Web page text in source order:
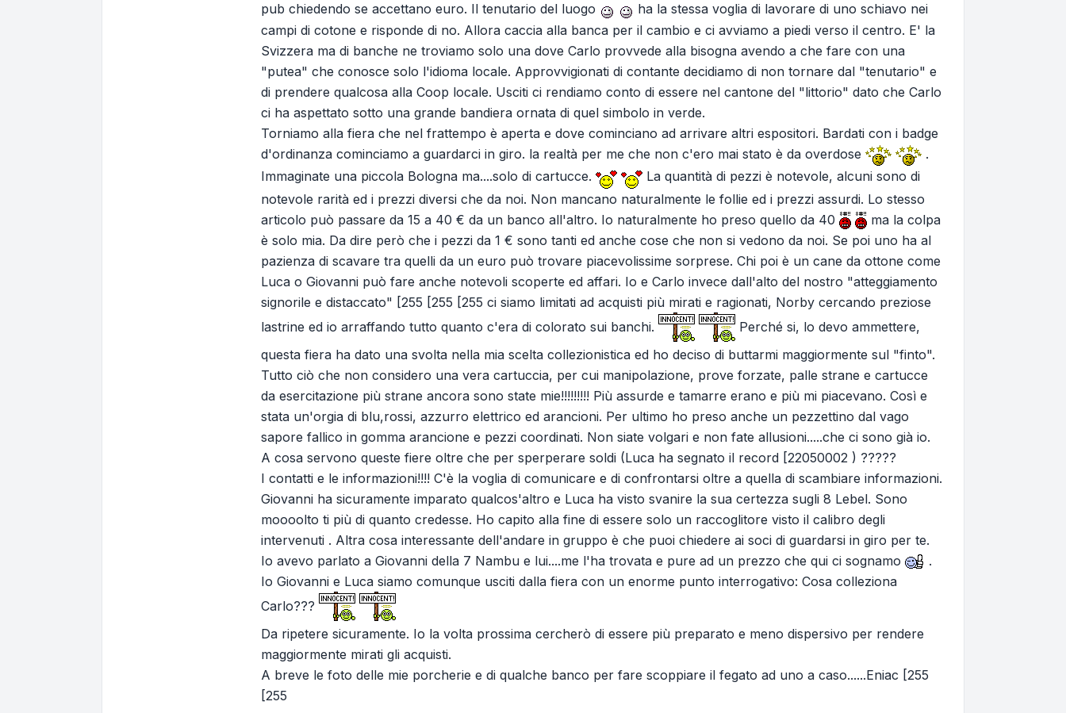
pub chiedendo se accettano euro. Il tenutario del luogo
ha la stessa voglia di lavorare di uno schiavo nei
campi di cotone e risponde di no. Allora caccia alla banca per il cambio e ci avviamo a piedi verso il centro. E' la
Svizzera ma di banche ne troviamo solo una dove Carlo provvede alla bisogna avendo a che fare con una
"putea" che conosce solo l'idioma locale. Approvvigionati di contante decidiamo di non tornare dal "tenutario" e
di prendere qualcosa alla Coop locale. Usciti ci rendiamo conto di essere nel cantone del "littorio" dato che Carlo
ci ha aspettato sotto una grande bandiera ornata di quel simbolo in verde.
Torniamo alla fiera che nel frattempo è aperta e dove cominciano ad arrivare altri espositori. Bardati con i badge
d'ordinanza cominciamo a guardarci in giro. la realtà per me che non c'ero mai stato è da overdose
.
Immaginate una piccola Bologna ma....solo di cartucce.
La quantità di pezzi è notevole, alcuni sono di
notevole rarità ed i prezzi diversi che da noi. Non mancano naturalmente le follie ed i prezzi assurdi. Lo stesso
articolo può passare da 15 a 40 € da un banco all'altro. Io naturalmente ho preso quello da 40
ma la colpa
è solo mia. Da dire però che i pezzi da 1 € sono tanti ed anche cose che non si vedono da noi. Se poi uno ha al
pazienza di scavare tra quelli da un euro può trovare piacevolissime sorprese. Chi poi è un cane da ottone come
Luca o Giovanni può fare anche notevoli scoperte ed affari. Io e Carlo invece dall'alto del nostro "atteggiamento
signorile e distaccato" [255 [255 [255 ci siamo limitati ad acquisti più mirati e ragionati, Norby cercando preziose
lastrine ed io arraffando tutto quanto c'era di colorato sui banchi.
Perché si, lo devo ammettere,
questa fiera ha dato una svolta nella mia scelta collezionistica ed ho deciso di buttarmi maggiormente sul "finto".
Tutto ciò che non considero una vera cartuccia, per cui manipolazione, prove forzate, palle strane e cartucce
da esercitazione più strane ancora sono state mie!!!!!!!!! Più assurde e tamarre erano e più mi piacevano. Così e
stata un'orgia di blu,rossi, azzurro elettrico ed arancioni. Per ultimo ho preso anche un pezzettino dal vago
sapore fallico in gomma arancione e pezzi coordinati. Non siate volgari e non fate allusioni.....che ci sono già io.
A cosa servono queste fiere oltre che per sperperare soldi (Luca ha segnato il record [22050002 ) ?????
I contatti e le informazioni!!!! C'è la voglia di comunicare e di confrontarsi oltre a quella di scambiare informazioni.
Giovanni ha sicuramente imparato qualcos'altro e Luca ha visto svanire la sua certezza sugli 8 Lebel. Sono
moooolto ti più di quanto credesse. Ho capito alla fine di essere solo un raccoglitore visto il calibro degli
intervenuti . Altra cosa interessante dell'andare in gruppo è che puoi chiedere ai soci di guardarsi in giro per te.
Io avevo parlato a Giovanni della 7 Nambu e lui....me l'ha trovata e pure ad un prezzo che qui ci sognamo
.
Io Giovanni e Luca siamo comunque usciti dalla fiera con un enorme punto interrogativo: Cosa colleziona
Carlo???
Da ripetere sicuramente. Io la volta prossima cercherò di essere più preparato e meno dispersivo per rendere
maggiormente mirati gli acquisti.
A breve le foto delle mie porcherie e di qualche banco per fare scoppiare il fegato ad uno a caso......Eniac [255
[255